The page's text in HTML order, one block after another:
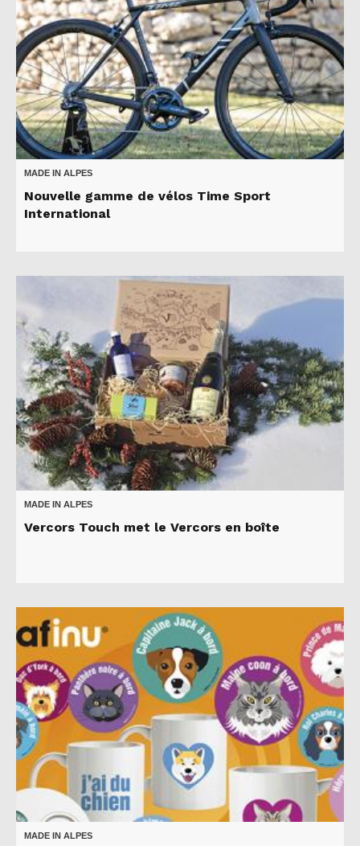
MADE IN ALPES
Nouvelle gamme de vélos Time Sport
International
MADE IN ALPES
Vercors Touch met le Vercors en boîte
MADE IN ALPES